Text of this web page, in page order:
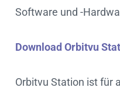
Software und -
Download Orbitvu
Orbitvu Station ist für